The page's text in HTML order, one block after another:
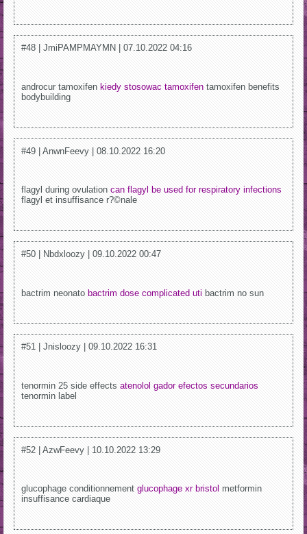
#48 | JmiPAMPMAYMN | 07.10.2022 04:16
androcur tamoxifen kiedy stosowac tamoxifen tamoxifen benefits
bodybuilding
#49 | AnwnFeevy | 08.10.2022 16:20
flagyl during ovulation can flagyl be used for respiratory infections
flagyl et insuffisance r?©nale
#50 | Nbdxloozy | 09.10.2022 00:47
bactrim neonato bactrim dose complicated uti bactrim no sun
#51 | Jnisloozy | 09.10.2022 16:31
tenormin 25 side effects atenolol gador efectos secundarios
tenormin label
#52 | AzwFeevy | 10.10.2022 13:29
glucophage conditionnement glucophage xr bristol metformin
insuffisance cardiaque